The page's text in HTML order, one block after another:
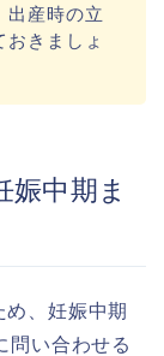
出産時の立
きましょ
娠中期ま
、妊娠中期
問い合わせる